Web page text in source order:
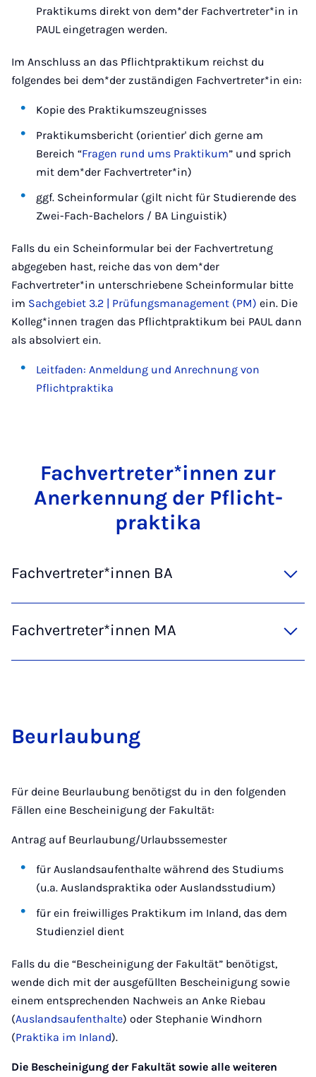
Praktikums direkt von dem*der Fachvertreter*in in
PAUL eingetragen werden.
Im Anschluss an das Pflichtpraktikum reichst du
folgendes bei dem*der zuständigen Fachvertreter*in ein:
Kopie des Praktikumszeugnisses
Praktikumsbericht (orientier' dich gerne am
Bereich “Fragen rund ums Praktikum” und sprich
mit dem*der Fachvertreter*in)
ggf. Scheinformular (gilt nicht für Studierende des
Zwei-Fach-Bachelors / BA Linguistik)
Falls du ein Scheinformular bei der Fachvertretung
abgegeben hast, reiche das von dem*der
Fachvertreter*in unterschriebene Scheinformular bitte
im Sachgebiet 3.2 | Prüfungsmanagement (PM) ein. Die
Kolleg*innen tragen das Pflichtpraktikum bei PAUL dann
als absolviert ein.
Leitfaden: Anmeldung und Anrechnung von
Pflichtpraktika
Fach­ver­tre­ter*in­nen zur
An­er­ken­nung der Pflicht­
prak­ti­ka
Fachvertreter*innen BA
Fachvertreter*innen MA
Be­ur­lau­bung
Für deine Beurlaubung benötigst du in den folgenden
Fällen eine Bescheinigung der Fakultät:
An­trag auf Be­ur­lau­bung/Ur­laubs­se­mes­ter
für Aus­lands­auf­ent­hal­te wäh­rend des Stu­di­ums
(u.a. Auslandspraktika oder Auslandsstudium)
für ein freiwilliges Praktikum im Inland, das dem
Studienziel dient
Falls du die “Bescheinigung der Fakultät” benötigst,
wende dich mit der ausgefüllten Bescheinigung sowie
einem entsprechenden Nachweis an Anke Riebau
(Auslandsaufenthalte) oder Stephanie Windhorn
(Praktika im Inland).
Die Bescheinigung der Fakultät sowie alle weiteren